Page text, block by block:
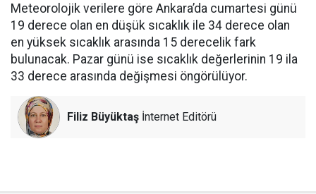
Meteorolojik verilere göre Ankara’da cumartesi günü
19 derece olan en düşük sıcaklık ile 34 derece olan
en yüksek sıcaklık arasında 15 derecelik fark
bulunacak. Pazar günü ise sıcaklık değerlerinin 19 ila
33 derece arasında değişmesi öngörülüyor.
Filiz Büyüktaş İnternet Editörü